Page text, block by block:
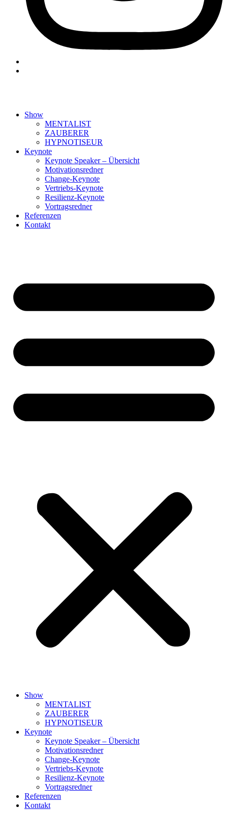
Show
MENTALIST
ZAUBERER
HYPNOTISEUR
Keynote
Keynote Speaker – Übersicht
Motivationsredner
Change-Keynote
Vertriebs-Keynote
Resilienz-Keynote
Vortragsredner
Referenzen
Kontakt
Show
MENTALIST
ZAUBERER
HYPNOTISEUR
Keynote
Keynote Speaker – Übersicht
Motivationsredner
Change-Keynote
Vertriebs-Keynote
Resilienz-Keynote
Vortragsredner
Referenzen
Kontakt